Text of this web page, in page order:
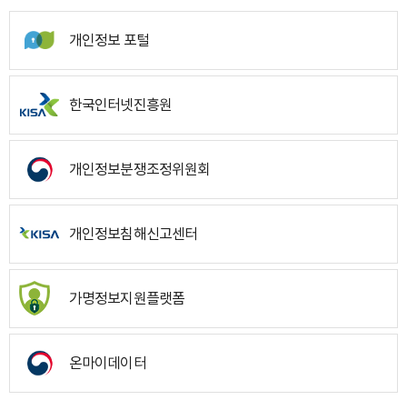
개인정보 포털
한국인터넷진흥원
개인정보분쟁조정위원회
개인정보침해신고센터
가명정보지원플랫폼
온마이데이터